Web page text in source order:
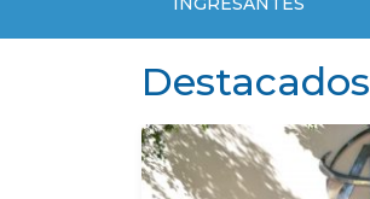
Destacados